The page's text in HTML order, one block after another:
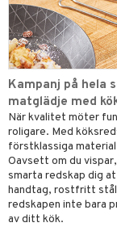
Kampanj på hela
matglädje med
När kvalitet möter
roligare. Med
förstklassiga
Oavsett om du
smarta redskap dig
handtag, rostfritt
redskapen inte bara
av ditt kök.